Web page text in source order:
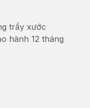
trầy xước
hành 12 tháng